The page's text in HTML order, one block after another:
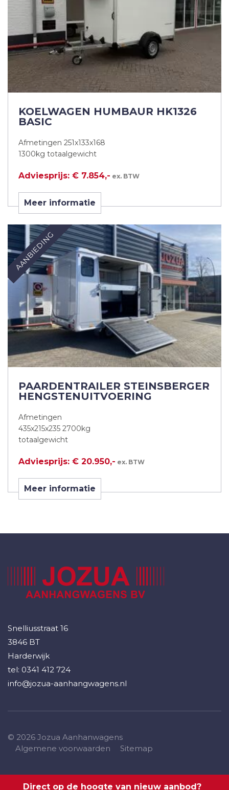
KOELWAGEN HUMBAUR HK1326
BASIC
Afmetingen 251x133x168
1300kg totaalgewicht
Adviesprijs: € 7.854,- ex. BTW
Meer informatie
AANBIEDING
PAARDENTRAILER STEINSBERGER
HENGSTENUITVOERING
Afmetingen
435x215x235 2700kg
totaalgewicht
Adviesprijs: € 20.950,- ex. BTW
Meer informatie
Snelliusstraat 16
3846 BT
Harderwijk
tel: 0341 412 724
info@jozua-aanhangwagens.nl
© 2026 Jozua Aanhanwagens
Algemene voorwaarden
Sitemap
Direct op de hoogte van nieuw aanbod?